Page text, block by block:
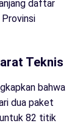
daftar
Teknis
bahwa
dua paket
82 titik